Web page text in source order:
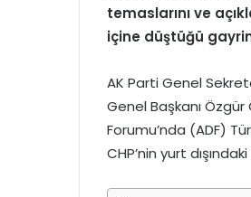
temaslarını ve
içine düştüğü
AK Parti Genel
Genel Başkanı
Forumu’nda (ADF)
CHP’nin yurt